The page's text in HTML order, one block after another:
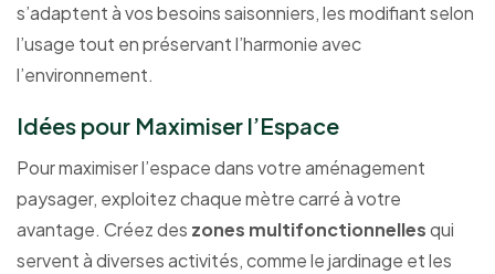
s’adaptent à vos besoins saisonniers, les modifiant selon
l’usage tout en préservant l’harmonie avec
l’environnement.
Idées pour Maximiser l’Espace
Pour maximiser l’espace dans votre aménagement
paysager, exploitez chaque mètre carré à votre
avantage. Créez des zones multifonctionnellesqui
servent à diverses activités, comme le jardinage et les